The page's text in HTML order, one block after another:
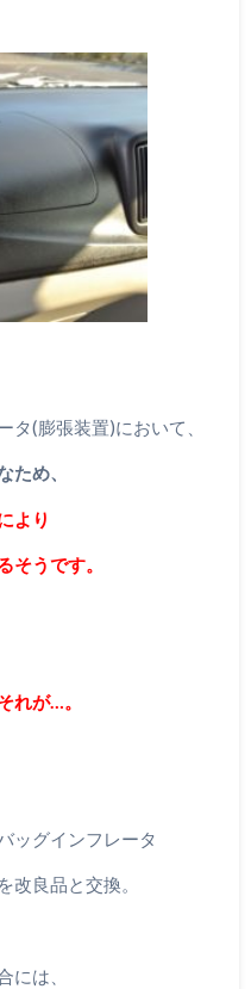
タ(膨張装置)において、
ため、
より
そうです。
れが…。
ッグインフレータ
改良品と交換。
には、